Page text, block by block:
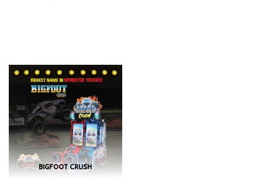
BIGFOOT CRUSH